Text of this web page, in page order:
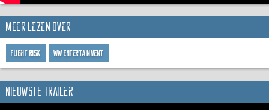
Meer lezen over
Flight Risk WW Entertainment
Nieuwste trailer